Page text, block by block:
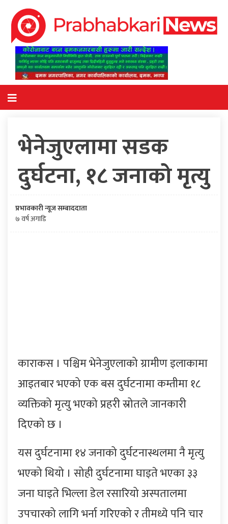
भेनेजुएलामा सडक
दुर्घटना, १८ जनाको मृत्यु
प्रभावकारी न्यूज सम्बाददाता
७ वर्ष अगाडि
काराकस । पश्चिम भेनेजुएलाको ग्रामीण इलाकामा
आइतबार भएको एक बस दुर्घटनामा कम्तीमा १८
व्यक्तिको मृत्यु भएको प्रहरी स्रोतले जानकारी
दिएको छ ।
यस दुर्घटनामा १४ जनाको दुर्घटनास्थलमा नै मृत्यु
भएको थियो । सोही दुर्घटनामा घाइते भएका ३३
जना घाइते भिल्ला डेल रसारियो अस्पतालमा
उपचारको लागि भर्ना गरिएको र तीमध्ये पनि चार